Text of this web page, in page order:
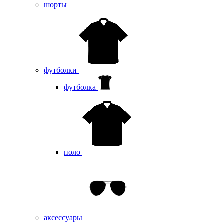
шорты
футболки
футболка
поло
аксессуары